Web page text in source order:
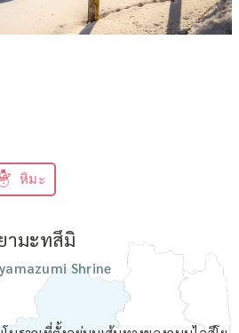
หิมะ
ามะทสึมิ
Shrine